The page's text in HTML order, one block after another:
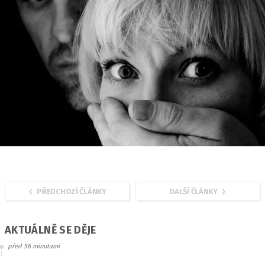
PŘEDCHOZÍ ČLÁNKY DALŠÍ ČLÁNKY
AKTUÁLNĚ SE DĚJE
před 56 minutami